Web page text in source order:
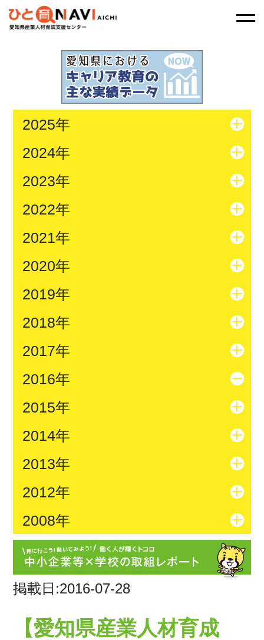
2025年
2024年
2023年
2022年
2021年
2020年
2019年
2018年
2017年
2016年
2015年
2014年
2013年
2012年
2008年
掲載日:2016-07-28
【愛知県産業人材育成